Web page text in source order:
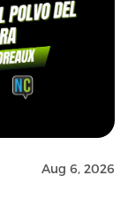
Aug 6, 2026